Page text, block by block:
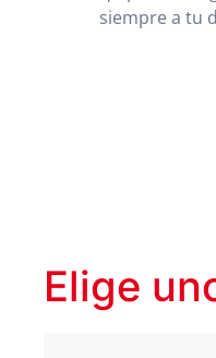
siempre a tu
Elige